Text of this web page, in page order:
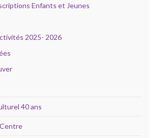
Enfants et Jeunes
2025- 2026
40 ans